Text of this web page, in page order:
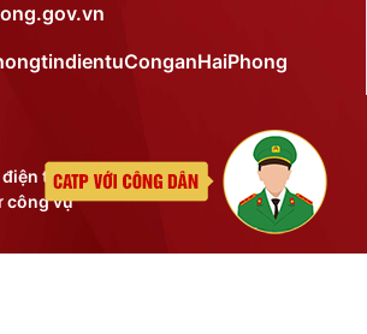
tử thành phố
công vụ